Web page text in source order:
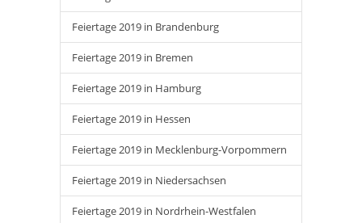
Feiertage 2019 in Brandenburg
Feiertage 2019 in Bremen
Feiertage 2019 in Hamburg
Feiertage 2019 in Hessen
Feiertage 2019 in Mecklenburg-Vorpommern
Feiertage 2019 in Niedersachsen
Feiertage 2019 in Nordrhein-Westfalen